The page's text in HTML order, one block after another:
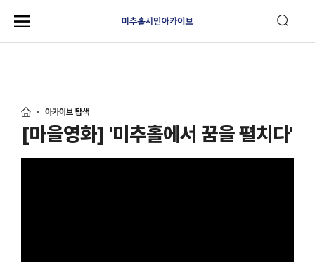
아카이브 탐색
[마을영화] '미추홀에서 꿈을 펼치다'